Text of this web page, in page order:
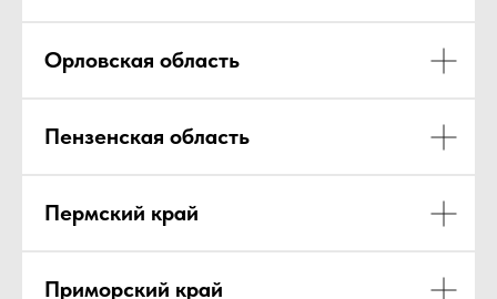
Орловская область
Пензенская область
Пермский край
Приморский край